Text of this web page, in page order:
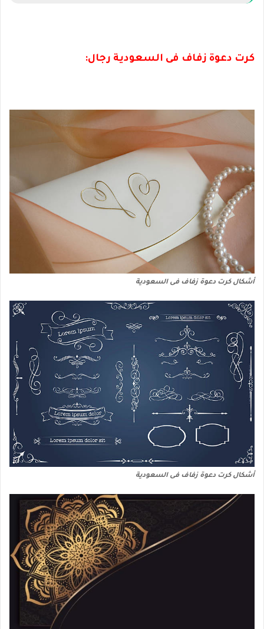
كرت دعوة زفاف فى السعودية رجال:
أشكال كرت دعوة زفاف فى السعودية
أشكال كرت دعوة زفاف فى السعودية